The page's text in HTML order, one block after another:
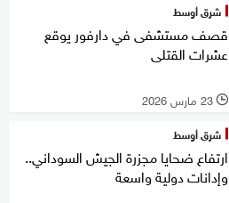
شرق أوسط
قصف مستشفى في دارفور يوقع
عشرات القتلى
l 23 مارس 2026
شرق أوسط
ارتفاع ضحايا مجزرة الجيش السوداني..
وإدانات دولية واسعة